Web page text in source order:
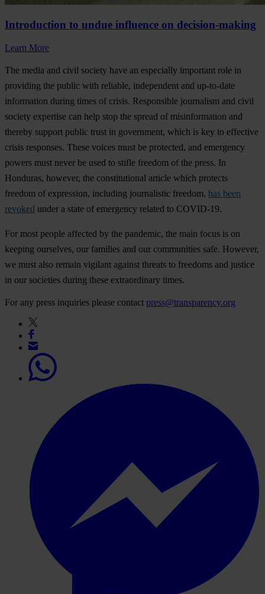
Introduction to undue influence on decision-making
Learn More
The media and civil society have an especially important role in
providing the public with reliable, independent and up-to-date
information during times of crisis. Responsible journalism and civil
society expertise can help stop the spread of misinformation and
thereby support public trust in government, which is key to effective
crisis responses. These voices must be protected, and emergency
powers must never be used to stifle freedom of the press. In
Honduras, however, the constitutional article which protects
freedom of expression, including journalistic freedom, has been
revoked under a state of emergency related to COVID-19.
For most people affected by the pandemic, the main focus is on
keeping ourselves, our families and our communities safe. However,
we must also remain vigilant against threats to freedoms and justice
in our societies during these extraordinary times.
For any press inquiries please contact press@transparency.org